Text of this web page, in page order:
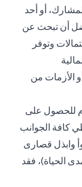
أو أحد
أن تبحث عن
وتوفر
الأزمات من
للحصول على
كافة الجوانب
وابذل قصارى
الحياة)، فقد